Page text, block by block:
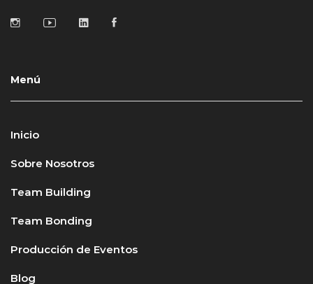
Menú
Inicio
Sobre Nosotros
Team Building
Team Bonding
Producción de Eventos
Blog